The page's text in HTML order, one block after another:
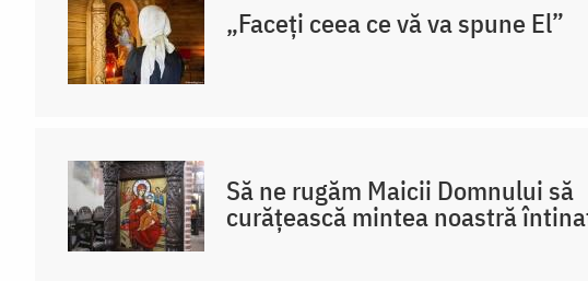
„Faceți ceea ce vă va spune El”
Să ne rugăm Maicii Domnului să
curățească mintea noastră